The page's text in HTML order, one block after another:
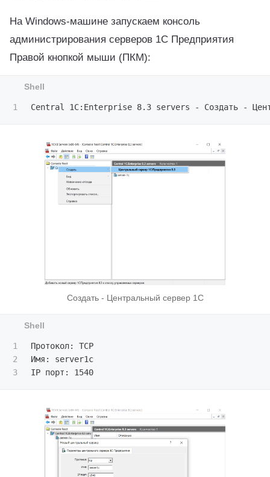
На Windows-машине запускаем консоль
администрирования серверов 1С Предприятия
Правой кнопкой мыши (ПКМ):
Создать - Центральный сервер 1С
1
2
Протокол: TCP
Имя: server1c